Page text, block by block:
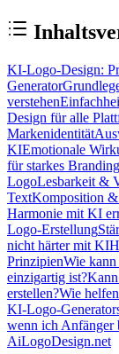
KI-Logo-Design:
Generator
verstehen
Design für alle
Markenidentität
KIEmotionale
für starkes Branding
LogoLesbarkeit &
TextKomposition
Harmonie mit KI
Logo-Erstellung
nicht härter mit KI
PrinzipienWie
einzigartig ist?
erstellen?Wie
KI-Logo-
wenn ich Anfänger
AiLogoDesign.net